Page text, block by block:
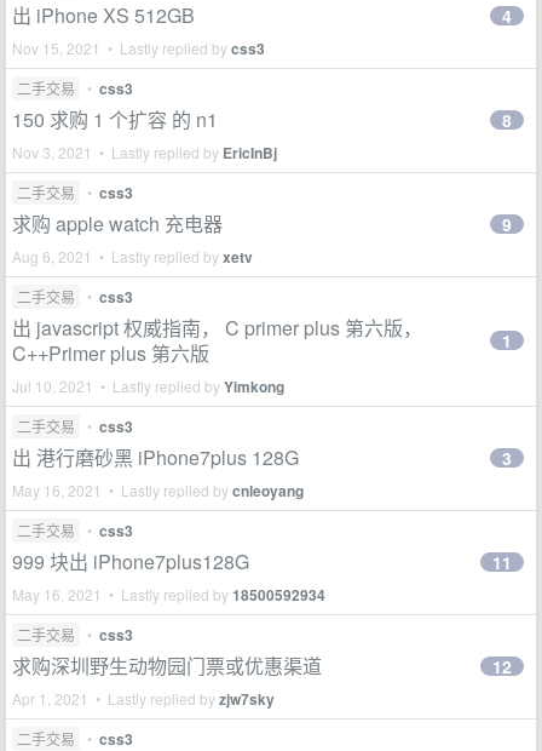
出 iPhone XS 512GB
Nov 15, 2021 • Lastly replied bycss3
4
二手交易 • css3
150 求购 1 个扩容 的 n1
Nov 3, 2021 • Lastly replied by EricInBj
8
二手交易 • css3
求购 apple watch 充电器
Aug 6, 2021 • Lastly replied byxetv
9
二手交易 • css3
出 javascript 权威指南， C primer plus 第六版，
C++Primer plus 第六版
Jul 10, 2021 • Lastly replied byYimkong
1
二手交易 • css3
出 港行磨砂黑 iPhone7plus 128G
May 16, 2021 • Lastly replied bycnleoyang
3
二手交易 • css3
999 块出 iPhone7plus128G
May 16, 2021 • Lastly replied by18500592934
11
二手交易 • css3
求购深圳野生动物园门票或优惠渠道
Apr 1, 2021 • Lastly replied byzjw7sky
12
二手交易 • css3